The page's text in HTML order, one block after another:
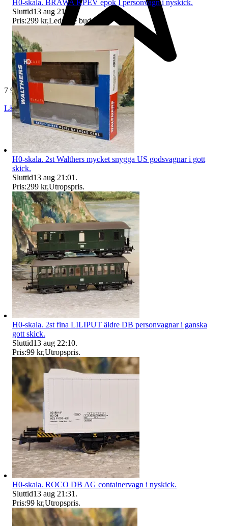
7 970 omdömen
Läs omdömen
H0-skala. BRAWA KPEV epok I personvagn i nyskick.
Sluttid13 aug 21:32
Pris:299 kr,Ledande bud.
H0-skala. 2st Walthers mycket snygga US godsvagnar i gott
skick.
Sluttid13 aug 21:01 .
Pris:299 kr,Utropspris.
H0-skala. 2st fina LILIPUT äldre DB personvagnar i ganska
gott skick.
Sluttid13 aug 22:10.
Pris:99 kr,Utropspris.
H0-skala. ROCO DB AG containervagn i nyskick.
Sluttid13 aug 21:31 .
Pris:99 kr,Utropspris.